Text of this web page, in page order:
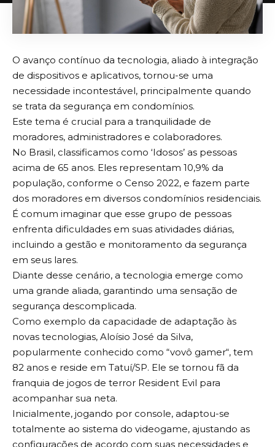
O avanço contínuo da tecnologia, aliado à integração
de dispositivos e aplicativos, tornou-se uma
necessidade incontestável, principalmente quando
se trata da segurança em condomínios.
Este tema é crucial para a tranquilidade de
moradores, administradores e colaboradores.
No Brasil, classificamos como ‘Idosos’ as pessoas
acima de 65 anos. Eles representam 10,9% da
população, conforme o Censo 2022, e fazem parte
dos moradores em diversos condomínios residenciais.
É comum imaginar que esse grupo de pessoas
enfrenta dificuldades em suas atividades diárias,
incluindo a gestão e monitoramento da segurança
em seus lares.
Diante desse cenário, a tecnologia emerge como
uma grande aliada, garantindo uma sensação de
segurança descomplicada.
Como exemplo da capacidade de adaptação às
novas tecnologias, Aloísio José da Silva,
popularmente conhecido como “vovô gamer“, tem
82 anos e reside em Tatuí/SP. Ele se tornou fã da
franquia de jogos de terror Resident Evil para
acompanhar sua neta.
Inicialmente, jogando por console, adaptou-se
totalmente ao sistema do videogame, ajustando as
configurações de acordo com suas necessidades e